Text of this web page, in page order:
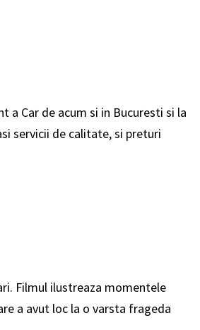
a Car de acum si in Bucuresti si la
servicii de calitate, si preturi
Filmul ilustreaza momentele
a avut loc la o varsta frageda